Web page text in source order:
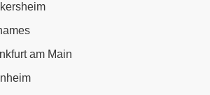
am Main